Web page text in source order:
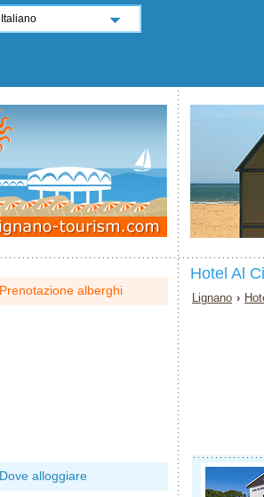
Hotel Al
Lignano ›
Prenotazione alberghi
Dove alloggiare
Italiano